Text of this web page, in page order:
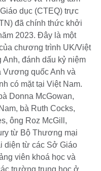
dục (CTEQ) trực
đã chính thức khởi
2023. Đây là một
chương trình UK/Việt
Anh, đánh dấu kỷ niệm
Vương quốc Anh và
có mặt tại Việt Nam.
Donna McGowan,
bà Ruth Cocks,
ông Roz McGill,
từ Bộ Thương mại
diện từ các Sở Giáo
viên khoá học và
trường trung học ở